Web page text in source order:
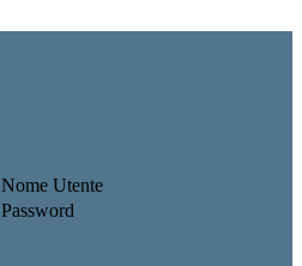
Nome Utente
Password